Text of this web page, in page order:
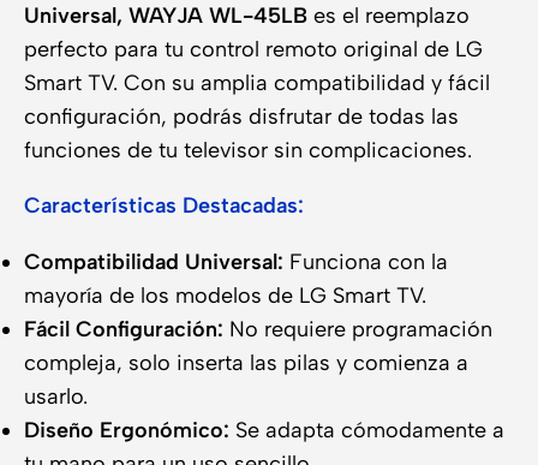
Universal, WAYJA WL-45LB es el reemplazo
perfecto para tu control remoto original de LG
Smart TV. Con su amplia compatibilidad y fácil
configuración, podrás disfrutar de todas las
funciones de tu televisor sin complicaciones.
Características Destacadas:
Compatibilidad Universal: Funciona con la
mayoría de los modelos de LG Smart TV.
Fácil Configuración: No requiere programación
compleja, solo inserta las pilas y comienza a
usarlo.
Diseño Ergonómico: Se adapta cómodamente a